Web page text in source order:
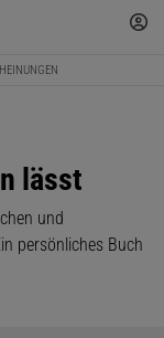
lässt
und
persönliches Buch